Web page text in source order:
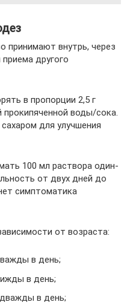
принимают внутрь, через
другого
в пропорции 2,5 г
воды/сока.
для улучшения
100 мл раствора один-
от двух дней до
симптоматика
от возраста:
в день;
в день;
в день;